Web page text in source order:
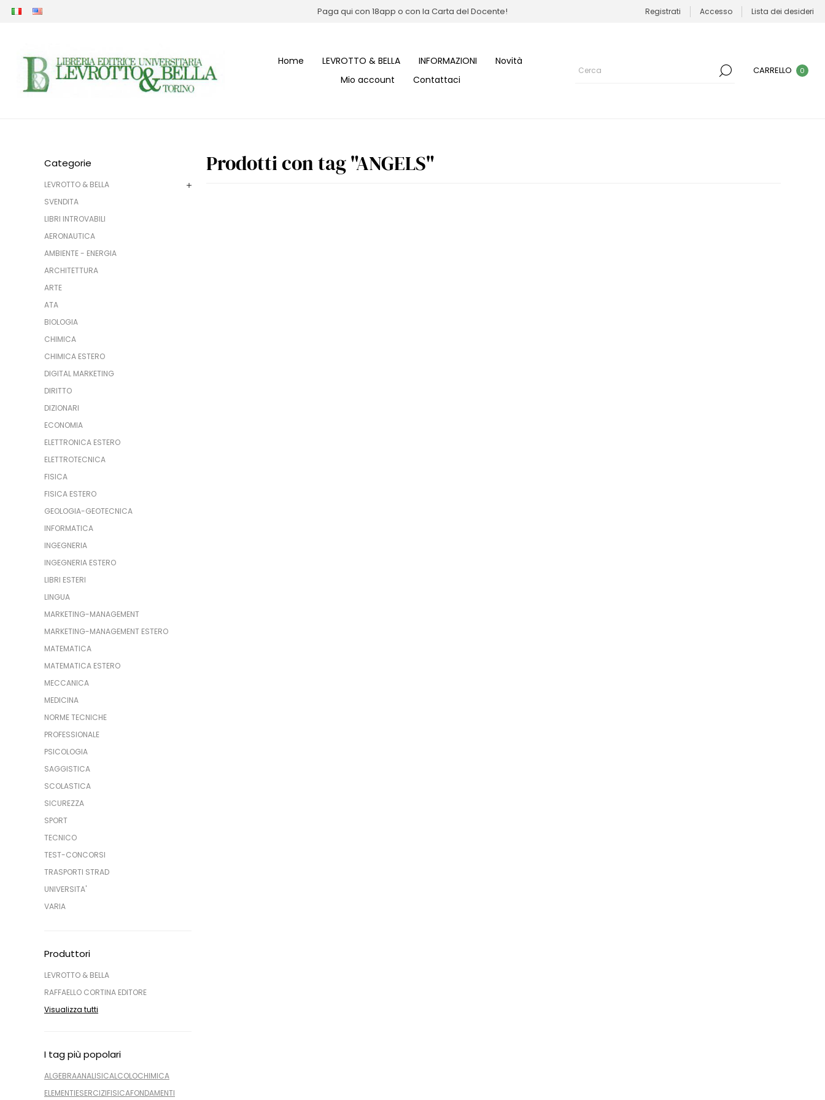
Paga qui con 18app o con la Carta del Docente! Registrati Accesso Lista dei desideri
Home LEVROTTO & BELLA INFORMAZIONI
Novità
Mio account
Contattaci
CARRELLO 0
Categorie
LEVROTTO & BELLA
SVENDITA
LIBRI INTROVABILI
AERONAUTICA
AMBIENTE - ENERGIA
ARCHITETTURA
ARTE
ATA
BIOLOGIA
CHIMICA
CHIMICA ESTERO
DIGITAL MARKETING
DIRITTO
DIZIONARI
ECONOMIA
ELETTRONICA ESTERO
ELETTROTECNICA
FISICA
FISICA ESTERO
GEOLOGIA-GEOTECNICA
INFORMATICA
INGEGNERIA
INGEGNERIA ESTERO
LIBRI ESTERI
LINGUA
MARKETING-MANAGEMENT
MARKETING-MANAGEMENT ESTERO
MATEMATICA
MATEMATICA ESTERO
MECCANICA
MEDICINA
NORME TECNICHE
PROFESSIONALE
PSICOLOGIA
SAGGISTICA
SCOLASTICA
SICUREZZA
SPORT
TECNICO
TEST-CONCORSI
TRASPORTI STRAD
UNIVERSITA'
VARIA
Produttori
LEVROTTO & BELLA
RAFFAELLO CORTINA EDITORE
Visualizza tutti
I tag più popolari
ALGEBRAANALISICALCOLOCHIMICA
ELEMENTIESERCIZIFISICAFONDAMENTI
Prodotti con tag "ANGELS"